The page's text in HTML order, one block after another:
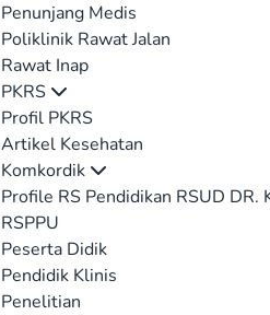
Penunjang Medis
Poliklinik Rawat Jalan
Rawat Inap
PKRS
Profil PKRS
Artikel Kesehatan
Komkordik
Profile RS Pendidikan RSUD DR.
RSPPU
Peserta Didik
Pendidik Klinis
Penelitian